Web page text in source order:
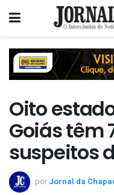
Oito
Goiás têm
suspeitos
por Jornal da